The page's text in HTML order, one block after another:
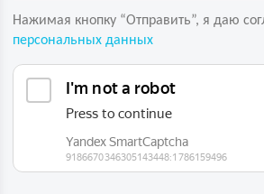
Нажимая кнопку “Отправить”, я даю
персональных данных